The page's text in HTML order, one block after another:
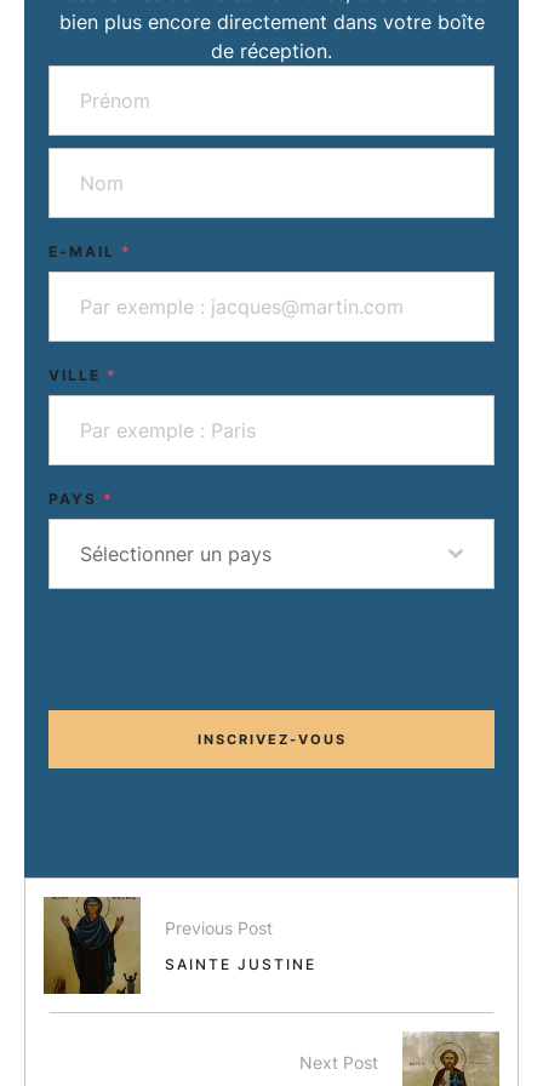
bien plus encore directement dans votre boîte
de réception.
E-MAIL *
VILLE *
PAYS *
Sélectionner un pays
INSCRIVEZ-VOUS
Previous Post
SAINTE JUSTINE
Next Post